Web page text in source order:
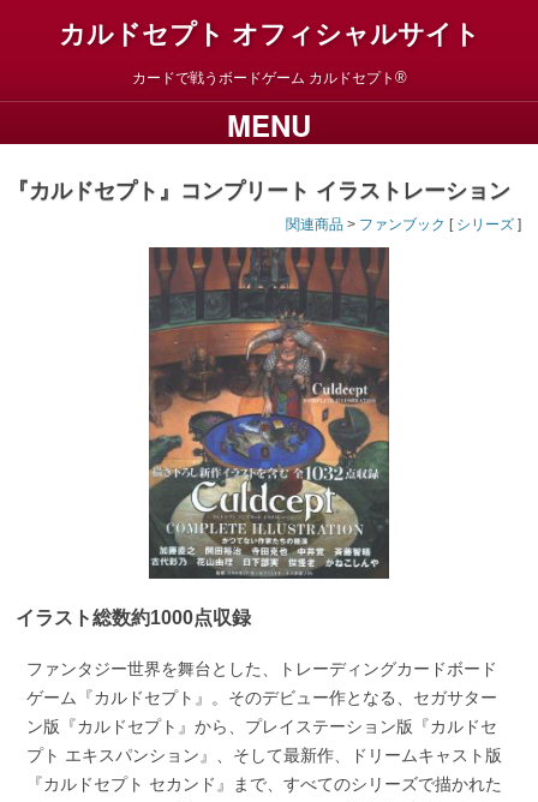
カルドセプト オフィシャルサイト
カードで戦うボードゲーム カルドセプト
MENU
『カルドセプト』コンプリート イラストレーション
関連商品 > ファンブック [ シリーズ ]
イラスト総数約1000点収録
ファンタジー世界を舞台とした、トレーディングカードボード
ゲーム『カルドセプト』。そのデビュー作となる、セガサター
ン版『カルドセプト』から、プレイステーション版『カルドセ
プト エキスパンション』、そして最新作、ドリームキャスト版
『カルドセプト セカンド』まで、すべてのシリーズで描かれた